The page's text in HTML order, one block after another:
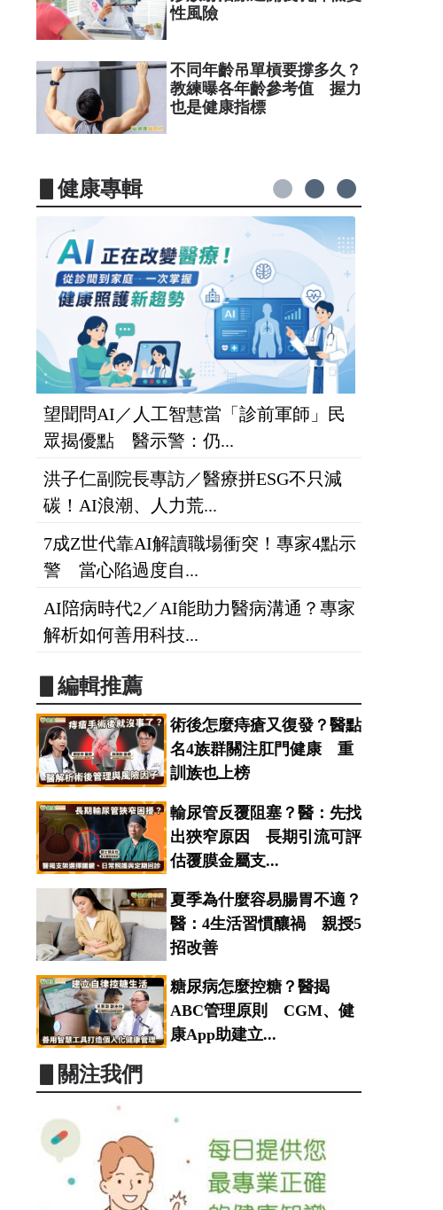
性風險
不同年齡吊單槓要撐多久？
教練曝各年齡參考值 握力
也是健康指標
▋健康專輯
望聞問AI／人工智慧當「診前軍師」民
眾揭優點 醫示警：仍...
洪子仁副院長專訪／醫療拼ESG不只減
碳！AI浪潮、人力荒...
7成Z世代靠AI解讀職場衝突！專家4點示
警 當心陷過度自...
AI陪病時代2／AI能助力醫病溝通？專家
解析如何善用科技...
▋編輯推薦
術後怎麼痔瘡又復發？醫點
名4族群關注肛門健康 重
訓族也上榜
輸尿管反覆阻塞？醫：先找
出狹窄原因 長期引流可評
估覆膜金屬支...
夏季為什麼容易腸胃不適？
醫：4生活習慣釀禍 親授5
招改善
糖尿病怎麼控糖？醫揭
ABC管理原則 CGM、健
康App助建立...
▋關注我們